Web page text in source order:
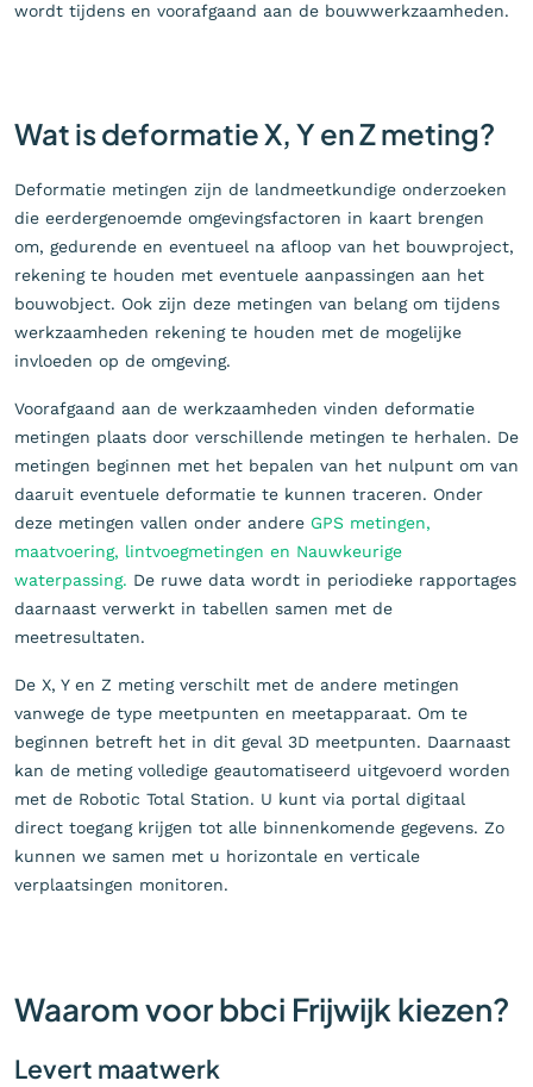
wordt tijdens en voorafgaand aan de bouwwerkzaamheden.
Wat is deformatie X, Y en Z meting?
Deformatie metingen zijn de landmeetkundige onderzoeken
die eerdergenoemde omgevingsfactoren in kaart brengen
om, gedurende en eventueel na afloop van het bouwproject,
rekening te houden met eventuele aanpassingen aan het
bouwobject. Ook zijn deze metingen van belang om tijdens
werkzaamheden rekening te houden met de mogelijke
invloeden op de omgeving.
Voorafgaand aan de werkzaamheden vinden deformatie
metingen plaats door verschillende metingen te herhalen. De
metingen beginnen met het bepalen van het nulpunt om van
daaruit eventuele deformatie te kunnen traceren. Onder
deze metingen vallen onder andere GPS metingen,
maatvoering, lintvoegmetingen en Nauwkeurige
waterpassing. De ruwe data wordt in periodieke rapportages
daarnaast verwerkt in tabellen samen met de
meetresultaten.
De X, Y en Z meting verschilt met de andere metingen
vanwege de type meetpunten en meetapparaat. Om te
beginnen betreft het in dit geval 3D meetpunten. Daarnaast
kan de meting volledige geautomatiseerd uitgevoerd worden
met de Robotic Total Station. U kunt via portal digitaal
direct toegang krijgen tot alle binnenkomende gegevens. Zo
kunnen we samen met u horizontale en verticale
verplaatsingen monitoren.
Waarom voor bbci Frijwijk kiezen?
Levert maatwerk